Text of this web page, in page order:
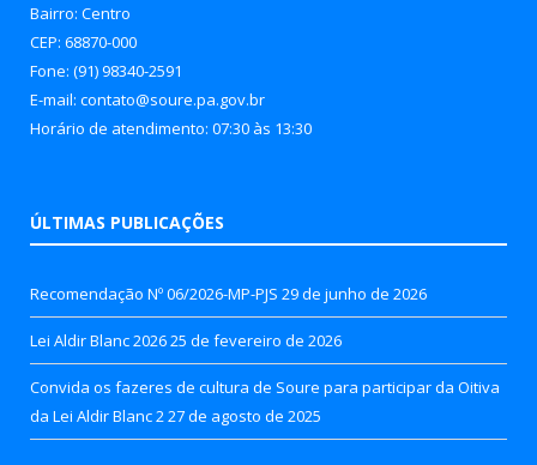
Bairro: Centro
CEP: 68870-000
Fone: (91) 98340-2591
E-mail: contato@soure.pa.gov.br
Horário de atendimento: 07:30 às 13:30
ÚLTIMAS PUBLICAÇÕES
Recomendação Nº 06/2026-MP-PJS 29 de junho de 2026
Lei Aldir Blanc 202625 de fevereiro de 2026
Convida os fazeres de cultura de Soure para participar da Oitiva
da Lei Aldir Blanc 2 27 de agosto de 2025